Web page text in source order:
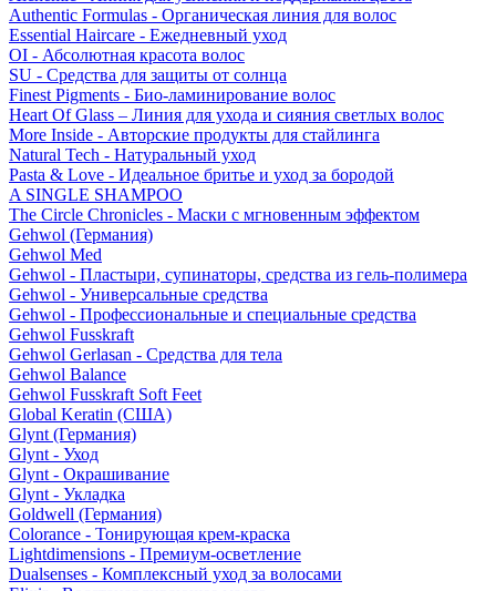
Authentic Formulas - Органическая линия для волос
Essential Haircare - Eжедневный уход
OI - Абсолютная красота волос
SU - Средства для защиты от солнца
Finest Pigments - Био-ламинирование волос
Heart Of Glass – Линия для ухода и сияния светлых волос
More Inside - Авторские продукты для стайлинга
Natural Tech - Натуральный уход
Pasta & Love - Идеальное бритье и уход за бородой
A SINGLE SHAMPOO
The Circle Chronicles - Маски с мгновенным эффектом
Gehwol (Германия)
Gehwol Med
Gehwol - Пластыри, супинаторы, средства из гель-полимера
Gehwol - Универсальные средства
Gehwol - Профессиональные и специальные средства
Gehwol Fusskraft
Gehwol Gerlasan - Средства для тела
Gehwol Balance
Gehwol Fusskraft Soft Feet
Global Keratin (США)
Glynt (Германия)
Glynt - Уход
Glynt - Окрашивание
Glynt - Укладка
Goldwell (Германия)
Colorance - Тонирующая крем-краска
Lightdimensions - Премиум-осветление
Dualsenses - Комплексный уход за волосами